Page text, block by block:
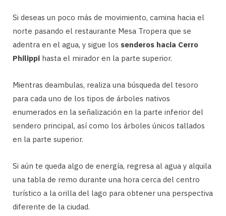
Si deseas un poco más de movimiento, camina hacia el
norte pasando el restaurante Mesa Tropera que se
adentra en el agua, y sigue los senderos hacia Cerro
Philippi hasta el mirador en la parte superior.
Mientras deambulas, realiza una búsqueda del tesoro
para cada uno de los tipos de árboles nativos
enumerados en la señalización en la parte inferior del
sendero principal, así como los árboles únicos tallados
en la parte superior.
Si aún te queda algo de energía, regresa al agua y alquila
una tabla de remo durante una hora cerca del centro
turístico a la orilla del lago para obtener una perspectiva
diferente de la ciudad.